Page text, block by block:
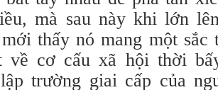
mà sau này khi lớn
thấy nó mang một sắc
về cơ cấu xã hội thời
trường giai cấp của